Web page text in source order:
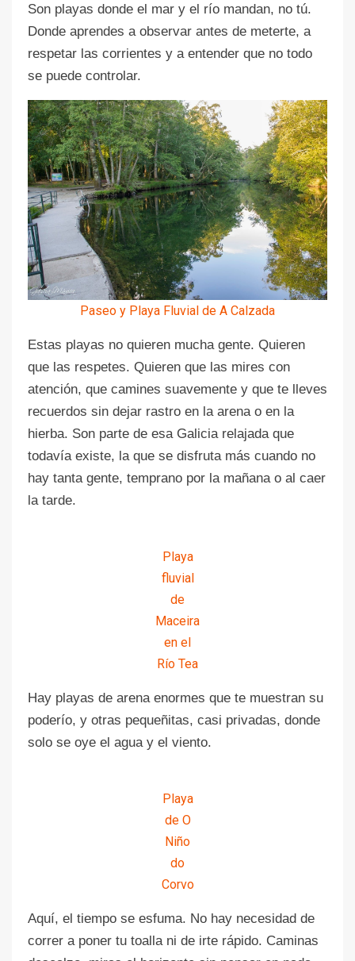
Son playas donde el mar y el río mandan, no tú.
Donde aprendes a observar antes de meterte, a
respetar las corrientes y a entender que no todo
se puede controlar.
Paseo y Playa Fluvial de A Calzada
Estas playas no quieren mucha gente. Quieren
que las respetes. Quieren que las mires con
atención, que camines suavemente y que te lleves
recuerdos sin dejar rastro en la arena o en la
hierba. Son parte de esa Galicia relajada que
todavía existe, la que se disfruta más cuando no
hay tanta gente, temprano por la mañana o al caer
la tarde.
Playa
fluvial
de
Maceira
en el
Río Tea
Hay playas de arena enormes que te muestran su
poderío, y otras pequeñitas, casi privadas, donde
solo se oye el agua y el viento.
Playa
de O
Niño
do
Corvo
Aquí, el tiempo se esfuma. No hay necesidad de
correr a poner tu toalla ni de irte rápido. Caminas